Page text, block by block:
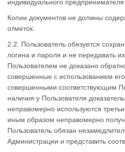
индивидуального
Копии документов не должны
отметок.
2.2. Пользователь обязуется
логина и пароля и не передавать
Пользователем не доказано
совершенные с использованием
совершенными соответствующим
наличия у Пользователя
неправомерно используются
иным образом неправомерно
Пользователь обязан
Администрации и представить